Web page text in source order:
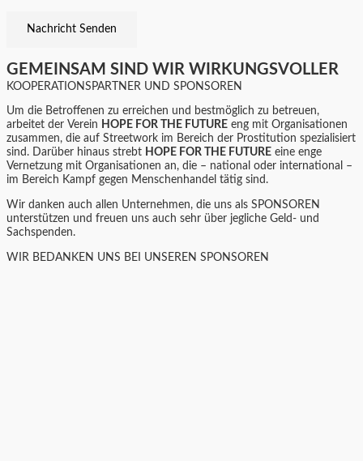
GEMEINSAM SIND WIR WIRKUNGSVOLLER
KOOPERATIONSPARTNER UND SPONSOREN
Um die Betroffenen zu erreichen und bestmöglich zu betreuen,
arbeitet der Verein HOPE FOR THE FUTURE eng mit Organisationen
zusammen, die auf Streetwork im Bereich der Prostitution spezialisiert
sind. Darüber hinaus strebt HOPE FOR THE FUTURE eine enge
Vernetzung mit Organisationen an, die – national oder international –
im Bereich Kampf gegen Menschenhandel tätig sind.
Wir danken auch allen Unternehmen, die uns als SPONSOREN
unterstützen und freuen uns auch sehr über jegliche Geld- und
Sachspenden.
WIR BEDANKEN UNS BEI UNSEREN SPONSOREN